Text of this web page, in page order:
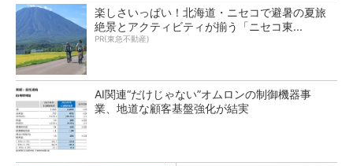
楽しさいっぱい！北海道・ニセコで避暑の夏旅
絶景とアクティビティが揃う「ニセコ東...
PR(東急不動産)
AI関連“だけじゃない”オムロンの制御機器事
業、地道な顧客基盤強化が結実